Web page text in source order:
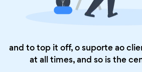
and to top it off, o suporte ao
at all times, and so is the